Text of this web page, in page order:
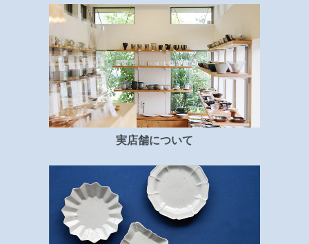
実店舗について